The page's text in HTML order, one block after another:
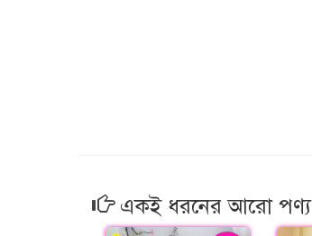
একই ধরনের আরো পণ্য